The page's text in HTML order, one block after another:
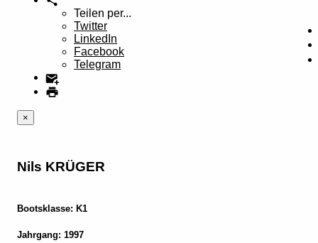
Teilen per...
Twitter
LinkedIn
Facebook
Telegram
×
Nils KRÜGER
Bootsklasse: K1
Jahrgang: 1997